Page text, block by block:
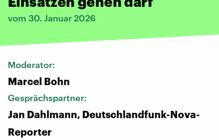
vom 30. Januar 2026
Moderator:
Marcel Bohn
Gesprächspartner:
Jan Dahlmann, Deutschlandfunk-Nova-
Reporter